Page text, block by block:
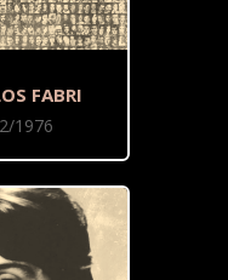
FABRI
1976